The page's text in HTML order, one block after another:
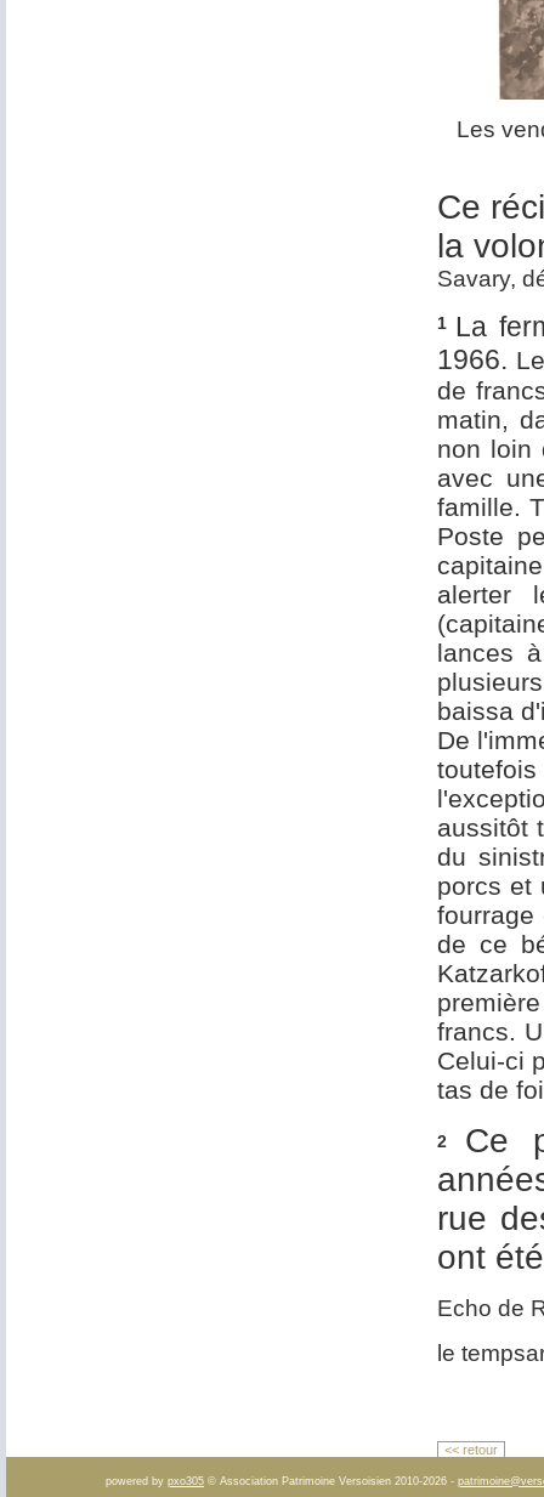
Les
Ce
la
Savary,
1 La
1966.
de
matin,
non loin
avec
famille.
Poste
alerter
lances
baissa
De
aussitôt
du
porcs et
de ce
francs.
Celui-ci
tas de
2 Ce
rue
ont
Echo de
le
<< retour
powered by pxo305 © Association Patrimoine Versoisien 2010-2026 -